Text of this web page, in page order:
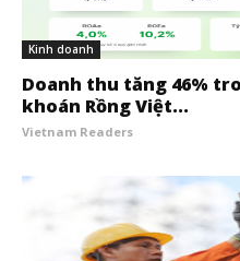
Kinh doanh
Doanh thu tăng 46%
khoán Rồng Việt...
Vietnam Readers